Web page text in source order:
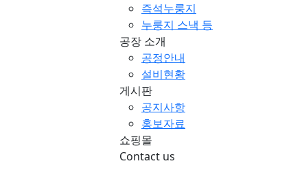
즉석누룽지
누룽지 스낵 등
공장 소개
공정안내
설비현황
게시판
공지사항
홍보자료
쇼핑몰
Contact us